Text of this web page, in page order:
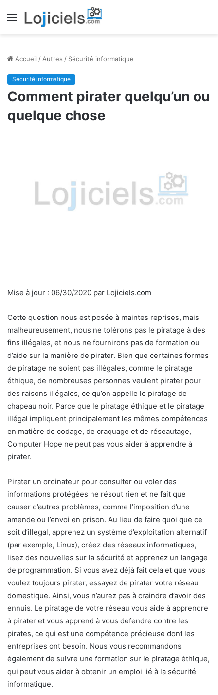
Menu
Accueil / Autres / Sécurité informatique
Sécurité informatique
Comment pirater quelqu’un ou
quelque chose
Mise à jour : 06/30/2020 par Lojiciels.com
Cette question nous est posée à maintes reprises, mais
malheureusement, nous ne tolérons pas le piratage à des
fins illégales, et nous ne fournirons pas de formation ou
d’aide sur la manière de pirater. Bien que certaines formes
de piratage ne soient pas illégales, comme le piratage
éthique, de nombreuses personnes veulent pirater pour
des raisons illégales, ce qu’on appelle le piratage de
chapeau noir. Parce que le piratage éthique et le piratage
illégal impliquent principalement les mêmes compétences
en matière de codage, de craquage et de réseautage,
Computer Hope ne peut pas vous aider à apprendre à
pirater.
Pirater un ordinateur pour consulter ou voler des
informations protégées ne résout rien et ne fait que
causer d’autres problèmes, comme l’imposition d’une
amende ou l’envoi en prison. Au lieu de faire quoi que ce
soit d’illégal, apprenez un système d’exploitation alternatif
(par exemple, Linux), créez des réseaux informatiques,
lisez des nouvelles sur la sécurité et apprenez un langage
de programmation. Si vous avez déjà fait cela et que vous
voulez toujours pirater, essayez de pirater votre réseau
domestique. Ainsi, vous n’aurez pas à craindre d’avoir des
ennuis. Le piratage de votre réseau vous aide à apprendre
à pirater et vous apprend à vous défendre contre les
pirates, ce qui est une compétence précieuse dont les
entreprises ont besoin. Nous vous recommandons
également de suivre une formation sur le piratage éthique,
qui peut vous aider à obtenir un emploi lié à la sécurité
informatique.